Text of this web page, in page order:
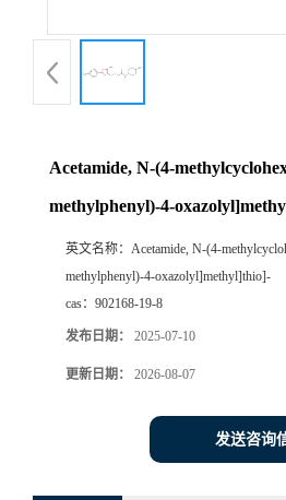
Acetamide, N-(4-
methylphenyl)-4-
英文名称： Acetamide, N-(4-
methylphenyl)-4-oxazolyl]methyl]thio]-
cas： 902168-19-8
发布日期： 2025-07-10
更新日期： 2026-08-07
发送咨询